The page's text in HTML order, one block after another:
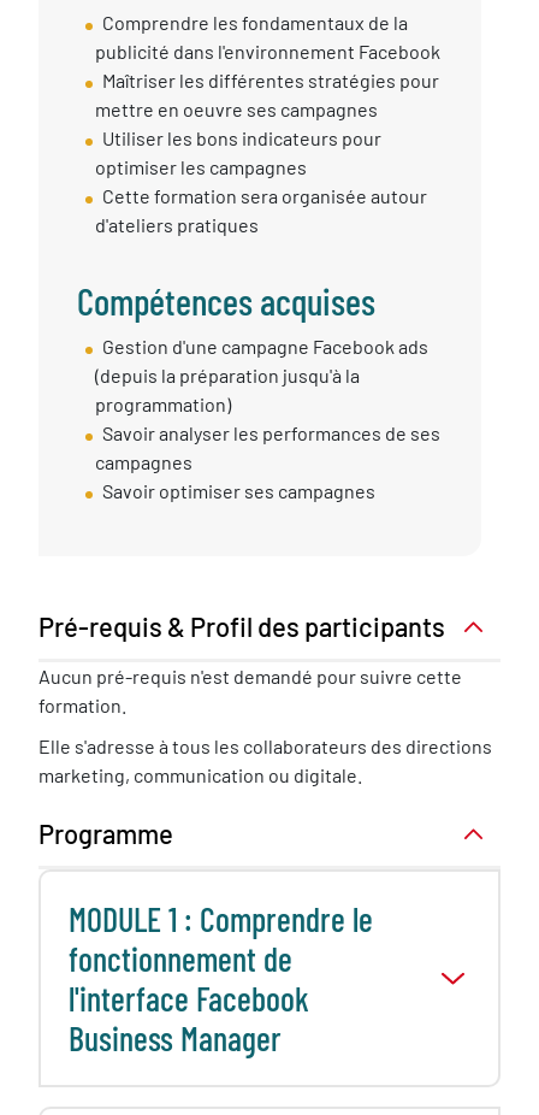
Objectif
session
Comprendre les fondamentaux de la
publicité dans l'environnement Facebook
Maîtriser les différentes stratégies pour
mettre en oeuvre ses campagnes
Utiliser les bons indicateurs pour
optimiser les campagnes
Cette formation sera organisée autour
d'ateliers pratiques
Compétences acquises
Compétences
Acquises
Gestion d'une campagne Facebook ads
(depuis la préparation jusqu'à la
programmation)
Savoir analyser les performances de ses
campagnes
Savoir optimiser ses campagnes
Pré-requis & Profil des participants
Pré-
requis
Aucun pré-requis n'est demandé pour suivre cette
formation.
Elle s'adresse à tous les collaborateurs des directions
marketing, communication ou digitale.
Programme
MODULE 1 : Comprendre le
fonctionnement de
l'interface Facebook
Business Manager